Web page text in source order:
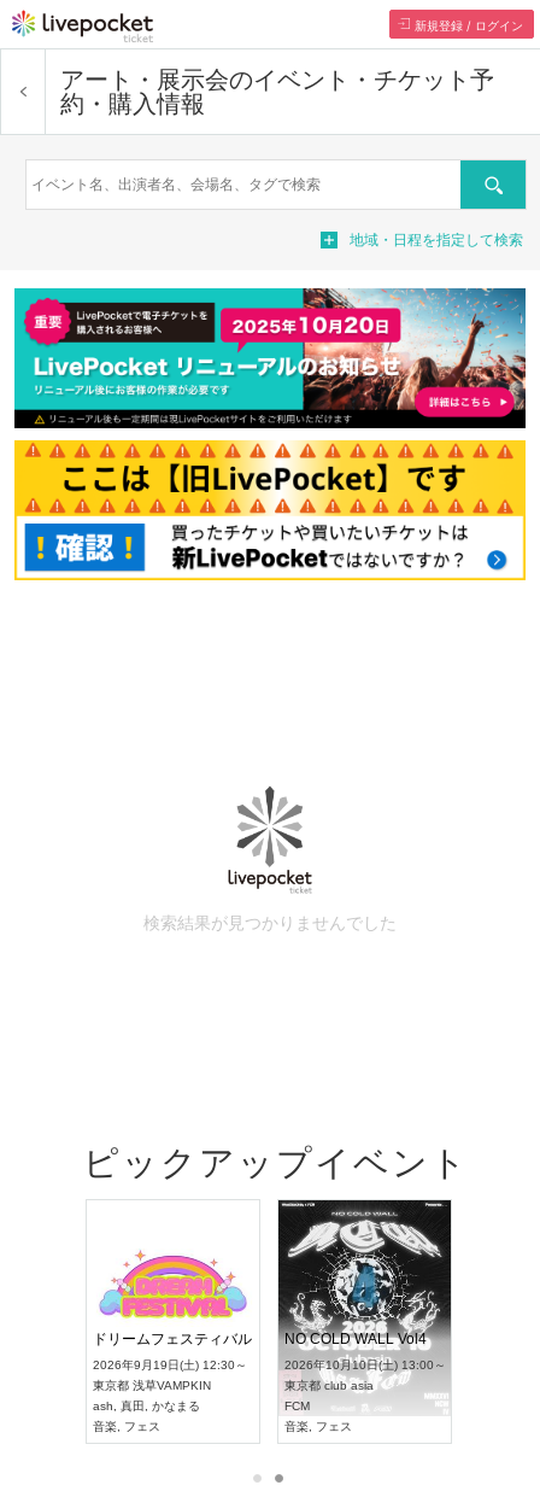
新規登録 / ログイン
アート・展示会のイベント・チケット予
約・購入情報
検索
地域・日程を指定して検索
検索結果が見つかりませんでした
ピックアップイベント
RENGEKI 12ヶ月連続 ONE MAN TOUR「生生流転」‐9月編‐
年9月14日(月) 18:00～
HOLIDAY NEXT NAGOYA
ヴィジュアル系
ドリームフェスティバル
2026年9月19日(土) 12:30～
東京都
浅草VAMPKIN
ash
かなまる
NO COLD WALL Vol4
2026年10月10日(土) 13:00～
東京都
FCM